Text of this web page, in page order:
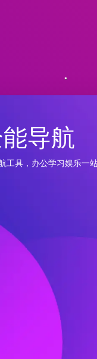
导航
工具，办公学习娱乐一